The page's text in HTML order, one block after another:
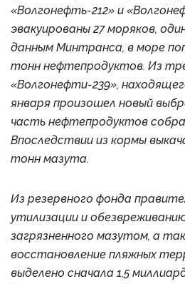
«Волгонефть-212» и
эвакуированы 27 моряков,
данным Минтранса, в море
тонн нефтепродуктов. Из
«Волгонефти-239»,
января произошел новый
часть нефтепродуктов
Впоследствии из кормы
тонн мазута.
Из резервного фонда
утилизации и
загрязненного мазутом, а
восстановление пляжных
выделено сначала 1,5